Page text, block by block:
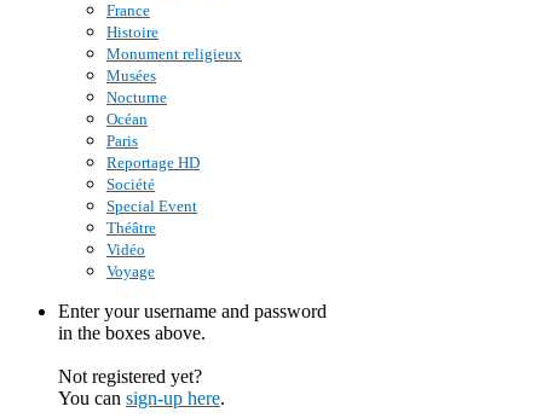
France
Histoire
Monument religieux
Musées
Nocturne
Océan
Paris
Reportage HD
Société
Special Event
Théâtre
Vidéo
Voyage
Enter your username and password
in the boxes above.
Not registered yet?
You can sign-up here.